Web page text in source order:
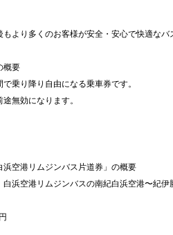
より多くのお客様が安全・安心で快適なバ
概要
乗り降り自由になる乗車券です。
無効になります。
空港リムジンバス片道券」の概要
白浜空港リムジンバスの南紀白浜空港〜紀